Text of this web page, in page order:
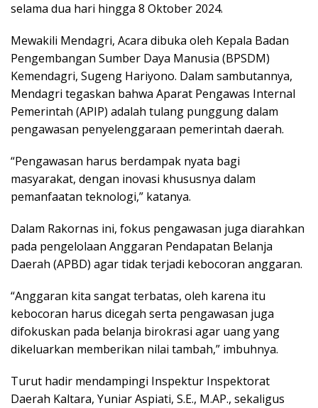
selama dua hari hingga 8 Oktober 2024.
Mewakili Mendagri, Acara dibuka oleh Kepala Badan
Pengembangan Sumber Daya Manusia (BPSDM)
Kemendagri, Sugeng Hariyono. Dalam sambutannya,
Mendagri tegaskan bahwa Aparat Pengawas Internal
Pemerintah (APIP) adalah tulang punggung dalam
pengawasan penyelenggaraan pemerintah daerah.
“Pengawasan harus berdampak nyata bagi
masyarakat, dengan inovasi khususnya dalam
pemanfaatan teknologi,” katanya.
Dalam Rakornas ini, fokus pengawasan juga diarahkan
pada pengelolaan Anggaran Pendapatan Belanja
Daerah (APBD) agar tidak terjadi kebocoran anggaran.
“Anggaran kita sangat terbatas, oleh karena itu
kebocoran harus dicegah serta pengawasan juga
difokuskan pada belanja birokrasi agar uang yang
dikeluarkan memberikan nilai tambah,” imbuhnya.
Turut hadir mendampingi Inspektur Inspektorat
Daerah Kaltara, Yuniar Aspiati, S.E., M.AP., sekaligus